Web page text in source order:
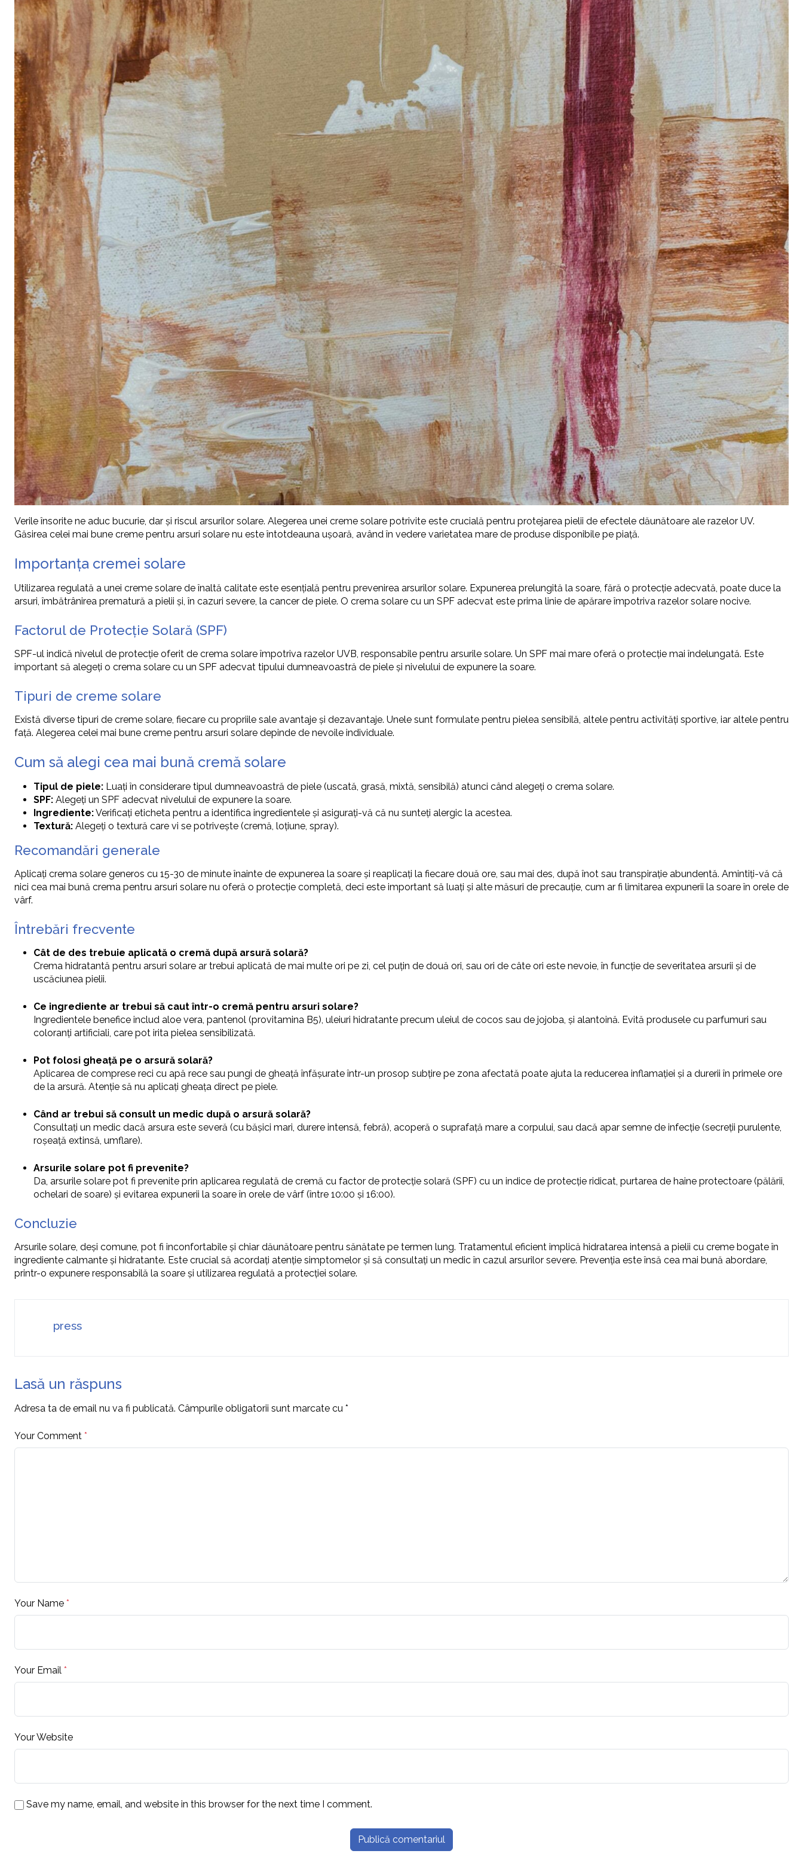
Verile însorite ne aduc bucurie, dar și riscul arsurilor solare. Alegerea unei creme solare potrivite este crucială pentru protejarea pielii de efectele dăunătoare ale razelor UV.
Găsirea celei mai bune creme pentru arsuri solare nu este întotdeauna ușoară, având în vedere varietatea mare de produse disponibile pe piață.
Importanța cremei solare
Utilizarea regulată a unei creme solare de înaltă calitate este esențială pentru prevenirea arsurilor solare. Expunerea prelungită la soare, fără o protecție adecvată, poate duce la
arsuri, îmbătrânirea prematură a pielii și, în cazuri severe, la cancer de piele. O crema solare cu un SPF adecvat este prima linie de apărare împotriva razelor solare nocive.
Factorul de Protecție Solară (SPF)
SPF-ul indică nivelul de protecție oferit de crema solare împotriva razelor UVB, responsabile pentru arsurile solare. Un SPF mai mare oferă o protecție mai îndelungată. Este
important să alegeți o crema solare cu un SPF adecvat tipului dumneavoastră de piele și nivelului de expunere la soare.
Tipuri de creme solare
Există diverse tipuri de creme solare, fiecare cu propriile sale avantaje și dezavantaje. Unele sunt formulate pentru pielea sensibilă, altele pentru activități sportive, iar altele pentru
față. Alegerea celei mai bune creme pentru arsuri solare depinde de nevoile individuale.
Cum să alegi cea mai bună cremă solare
Tipul de piele: Luați în considerare tipul dumneavoastră de piele (uscată, grasă, mixtă, sensibilă) atunci când alegeți o crema solare.
SPF: Alegeți un SPF adecvat nivelului de expunere la soare.
Ingrediente:Verificați eticheta pentru a identifica ingredientele și asigurați-vă că nu sunteți alergic la acestea.
Textură: Alegeți o textură care vi se potrivește (cremă, loțiune, spray).
Recomandări generale
Aplicați crema solare generos cu 15-30 de minute înainte de expunerea la soare și reaplicați la fiecare două ore, sau mai des, după înot sau transpirație abundentă. Amintiți-vă că
nici cea mai bună crema pentru arsuri solare nu oferă o protecție completă, deci este important să luați și alte măsuri de precauție, cum ar fi limitarea expunerii la soare în orele de
vârf.
Întrebări frecvente
Cât de des trebuie aplicată o cremă după arsură solară?
Crema hidratantă pentru arsuri solare ar trebui aplicată de mai multe ori pe zi, cel puțin de două ori, sau ori de câte ori este nevoie, în funcție de severitatea arsurii și de
uscăciunea pielii.
Ce ingrediente ar trebui să caut într-o cremă pentru arsuri solare?
Ingredientele benefice includ aloe vera, pantenol (provitamina B5), uleiuri hidratante precum uleiul de cocos sau de jojoba, și alantoină. Evită produsele cu parfumuri sau
coloranți artificiali, care pot irita pielea sensibilizată.
Pot folosi gheață pe o arsură solară?
Aplicarea de comprese reci cu apă rece sau pungi de gheață înfășurate într-un prosop subțire pe zona afectată poate ajuta la reducerea inflamației și a durerii în primele ore
de la arsură. Atenție să nu aplicați gheața direct pe piele.
Când ar trebui să consult un medic după o arsură solară?
Consultați un medic dacă arsura este severă (cu bășici mari, durere intensă, febră), acoperă o suprafață mare a corpului, sau dacă apar semne de infecție (secreții purulente,
roșeață extinsă, umflare).
Arsurile solare pot fi prevenite?
Da, arsurile solare pot fi prevenite prin aplicarea regulată de cremă cu factor de protecție solară (SPF) cu un indice de protecție ridicat, purtarea de haine protectoare (pălării,
ochelari de soare) și evitarea expunerii la soare în orele de vârf (între 10:00 și 16:00).
Concluzie
Arsurile solare, deși comune, pot fi inconfortabile și chiar dăunătoare pentru sănătate pe termen lung. Tratamentul eficient implică hidratarea intensă a pielii cu creme bogate în
ingrediente calmante și hidratante. Este crucial să acordați atenție simptomelor și să consultați un medic în cazul arsurilor severe. Prevenția este însă cea mai bună abordare,
printr-o expunere responsabilă la soare și utilizarea regulată a protecției solare.
press
Lasă un răspuns
Adresa ta de email nu va fi publicată. Câmpurile obligatorii sunt marcate cu *
Your Comment *
Your Name *
Your Email *
Your Website
Save my name, email, and website in this browser for the next time I comment.